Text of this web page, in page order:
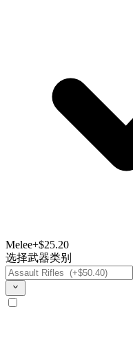
Melee+$25.20
选择武器类别